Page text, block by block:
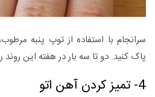
سرانجام با استفاده از توپ پنبه
پاک کنید. دو تا سه بار در هفته این روند
4- تمیز کردن آهن اتو